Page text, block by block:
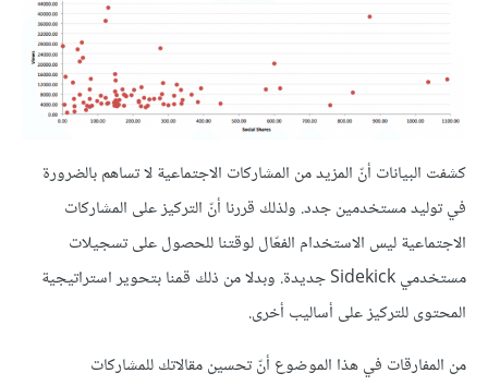
كشفت البيانات أنّ المزيد من المشاركات الاجتماعية لا تساهم بالضرورة
في توليد مستخدمين جدد. ولذلك قررنا أنّ التركيز على المشاركات
الاجتماعية ليس الاستخدام الفعّال لوقتنا للحصول على تسجيلات
مستخدمي Sidekick جديدة. وبدلا من ذلك قمنا بتحوير استراتيجية
المحتوى للتركيز على أساليب أخرى.
من المفارقات في هذا الموضوع أنّ تحسين مقالاتك للمشاركات